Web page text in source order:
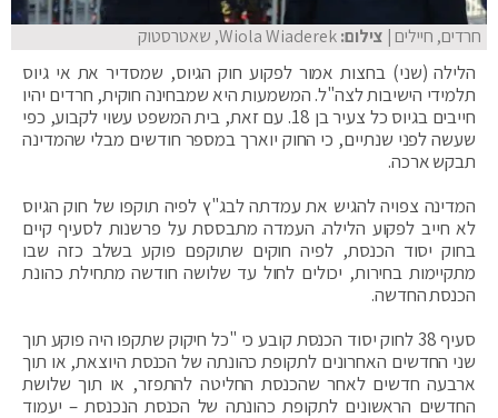
חרדים, חיילים | צילום:Wiola Wiaderek, שאטרסטוק
הלילה (שני) בחצות אמור לפקוע חוק הגיוס, שמסדיר את אי גיוס
תלמידי הישיבות לצה"ל. המשמעות היא שמבחינה חוקית, חרדים יהיו
חייבים בגיוס כל צעיר בן 18. עם זאת, בית המשפט עשוי לקבוע, כפי
שעשה לפני שנתיים, כי החוק יוארך במספר חודשים מבלי שהמדינה
תבקש ארכה.
המדינה צפויה להגיש את עמדתה לבג"ץ לפיה תוקפו של חוק הגיוס
לא חייב לפקוע הלילה. העמדה מתבססת על פרשנות לסעיף קיים
בחוק יסוד הכנסת, לפיה חוקים שתוקפם פוקע בשלב כזה שבו
מתקיימות בחירות, יכולים לחול עד שלושה חודשה מתחילת כהונת
הכנסת החדשה.
סעיף 38 לחוק יסוד הכנסת קובע כי "כל חיקוק שתקפו היה פוקע תוך
שני החדשים האחרונים לתקופת כהונתה של הכנסת היוצאת, או תוך
ארבעה חדשים לאחר שהכנסת החליטה להתפזר, או תוך שלושת
החדשים הראשונים לתקופת כהונתה של הכנסת הנכנסת – יעמוד